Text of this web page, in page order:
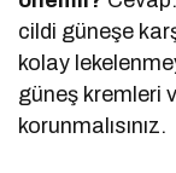
cildi güneşe
kolay
güneş kremleri
korunmalısınız.